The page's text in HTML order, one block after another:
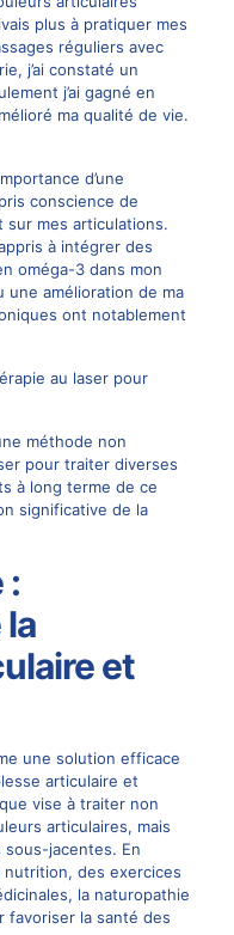
plus à pratiquer mes
réguliers avec
j’ai constaté un
j’ai gagné en
ma qualité de vie.
d’une
conscience de
sur mes articulations.
à intégrer des
oméga-3 dans mon
une amélioration de ma
ont notablement
au laser pour
méthode non
pour traiter diverses
à long terme de ce
significative de la
:
et
une solution efficace
articulaire et
vise à traiter non
articulaires, mais
sous-jacentes. En
des exercices
la naturopathie
favoriser la santé des